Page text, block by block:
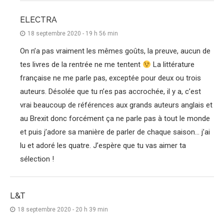
ELECTRA
18 septembre 2020 - 19 h 56 min
On n’a pas vraiment les mêmes goûts, la preuve, aucun de
tes livres de la rentrée ne me tentent
La littérature
française ne me parle pas, exceptée pour deux ou trois
auteurs. Désolée que tu n’es pas accrochée, il y a, c’est
vrai beaucoup de références aux grands auteurs anglais et
au Brexit donc forcément ça ne parle pas à tout le monde
et puis j’adore sa manière de parler de chaque saison… j’ai
lu et adoré les quatre. J’espère que tu vas aimer ta
sélection !
L&T
18 septembre 2020 - 20 h 39 min